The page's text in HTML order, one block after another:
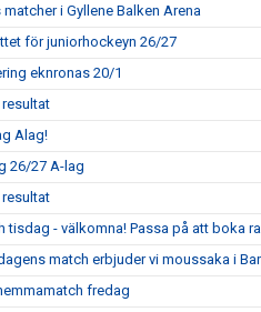
i Gyllene Balken Arena
för juniorhockeyn 26/27
eknronas 20/1
Alag!
26/27 A-lag
tisdag - välkomna! Passa på att boka
match erbjuder vi moussaka i
fredag